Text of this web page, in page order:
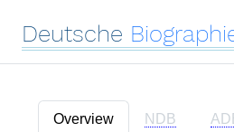
Deutsche
Overview NDB